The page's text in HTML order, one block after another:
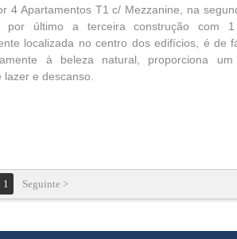
4 Apartamentos T1 c/ Mezzanine, na
por último a terceira construção com
localizada no centro dos edifícios, é de
à beleza natural, proporciona
e descanso.
1 Seguinte >